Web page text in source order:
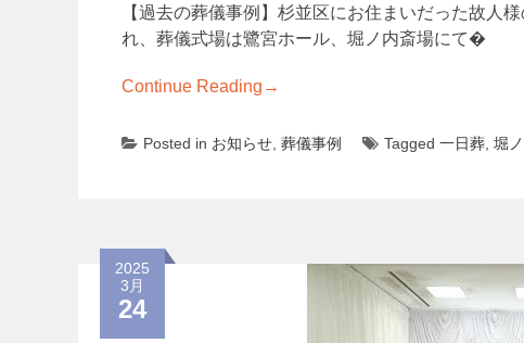
【過去の葬儀事例】杉並区にお住まいだった故人
れ、葬儀式場は鷺宮ホール、堀ノ内斎場にて�
Continue Reading →
Posted in お知らせ 葬儀事例 Tagged 一日葬 堀
2025
3月
24